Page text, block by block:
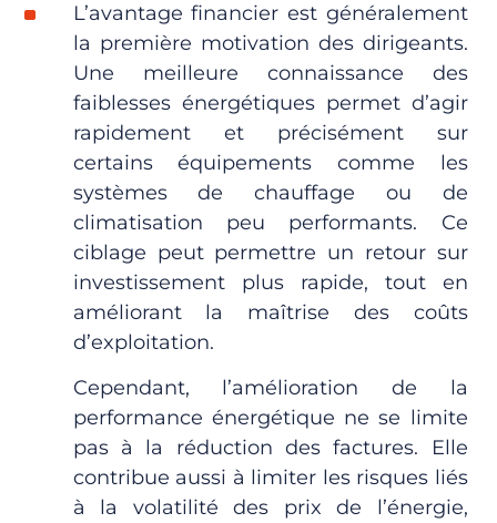
L’avantage financier est généralement
la première motivation des dirigeants.
Une meilleure connaissance des
faiblesses énergétiques permet d’agir
rapidement et précisément sur
certains équipements comme les
systèmes de chauffage ou de
climatisation peu performants. Ce
ciblage peut permettre un retour sur
investissement plus rapide, tout en
améliorant la maîtrise des coûts
d’exploitation.
Cependant, l’amélioration de la
performance énergétique ne se limite
pas à la réduction des factures. Elle
contribue aussi à limiter les risques liés
à la volatilité des prix de l’énergie,